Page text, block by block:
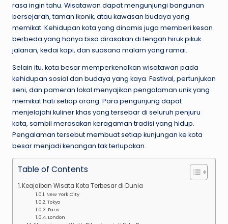
rasa ingin tahu. Wisatawan dapat mengunjungi bangunan
bersejarah, taman ikonik, atau kawasan budaya yang
memikat. Kehidupan kota yang dinamis juga memberi kesan
berbeda yang hanya bisa dirasakan di tengah hiruk pikuk
jalanan, kedai kopi, dan suasana malam yang ramai.
Selain itu, kota besar memperkenalkan wisatawan pada
kehidupan sosial dan budaya yang kaya. Festival, pertunjukan
seni, dan pameran lokal menyajikan pengalaman unik yang
memikat hati setiap orang. Para pengunjung dapat
menjelajahi kuliner khas yang tersebar di seluruh penjuru
kota, sambil merasakan keragaman tradisi yang hidup.
Pengalaman tersebut membuat setiap kunjungan ke kota
besar menjadi kenangan tak terlupakan.
Table of Contents
Keajaiban Wisata Kota Terbesar di Dunia
New York City
Tokyo
Paris
London